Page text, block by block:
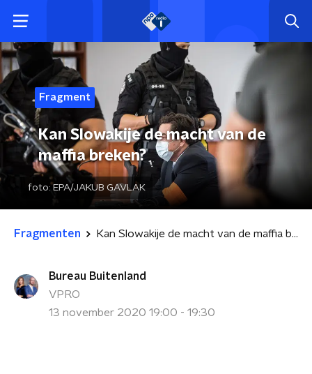
Fragment
Kan Slowakije de macht van de
maffia breken?
foto: EPA/JAKUB GAVLAK
Fragmenten Kan Slowakije de macht van de maffia breken?
Bureau Buitenland
VPRO
13 november 2020 19:00 - 19:30